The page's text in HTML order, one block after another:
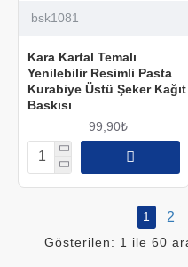
bsk1081
Kara Kartal Temalı
Yenilebilir Resimli Pasta
Kurabiye Üstü Şeker Kağıt
Baskısı
99,90₺
1 2
Gösterilen: 1 ile 60